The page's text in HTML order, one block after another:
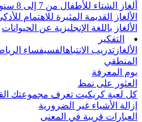
ألغاز الشتاء للأطفال من 7 إلى 8 سنوات - 30 مشكلة ممتعة
الألغاز القديمة المثيرة للاهتمام
الألغاز باللغة الإنجليزية عن الحيوانات
التفكير
الألغاز تدريب الانتباهالفسيفساء
المنطقي
يوم المعرفة
العثور على نمط
كل لعبة كريكيت تعرف مجموعتك
إزالة الأشياء غير الضرورية
العبارات قريبة في المعنى